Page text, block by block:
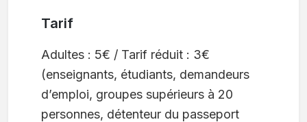
Tarif
Adultes : 5€ / Tarif réduit : 3€
(enseignants, étudiants, demandeurs
d’emploi, groupes supérieurs à 20
personnes, détenteur du passeport